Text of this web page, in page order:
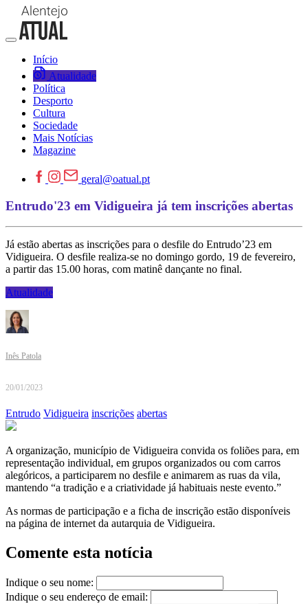
Início
Atualidade
Política
Desporto
Cultura
Sociedade
Mais Notícias
Magazine
geral@oatual.pt
Entrudo'23 em Vidigueira já tem inscrições abertas
Já estão abertas as inscrições para o desfile do Entrudo’23 em
Vidigueira. O desfile realiza-se no domingo gordo, 19 de fevereiro,
a partir das 15.00 horas, com matinê dançante no final.
Atualidade
Inês Patola
20/01/2023
Entrudo Vidigueira inscrições abertas
A organização, município de Vidigueira convida os foliões para, em
representação individual, em grupos organizados ou com carros
alegóricos, a participarem no desfile e animarem as ruas da vila,
mantendo “a tradição e a criatividade já habituais neste evento.”
As normas de participação e a ficha de inscrição estão disponíveis
na página de internet da autarquia de Vidigueira.
Comente esta notícia
Indique o seu nome:
Indique o seu endereço de email: